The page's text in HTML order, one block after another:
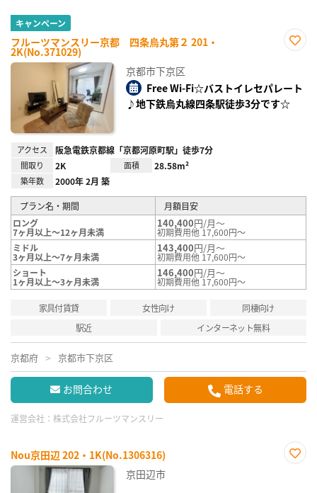
キャンペーン
フルーツマンスリー京都 四条烏丸第２ 201・
2K(No.371029)
録
京都市下京区
Free Wi-Fi☆バストイレセパレート
♪地下鉄烏丸線四条駅徒歩3分です☆
アクセス 阪急電鉄京都線「京都河原町駅」徒歩7分
間取り 2K 面積 28.58m²
築年数 2000年 2月 築
プラン名・期間
月額目安
ロング
7ヶ月以上～12ヶ月未満
140,400円/月～
初期費用他 17,600円～
ミドル
3ヶ月以上～7ヶ月未満
143,400円/月～
初期費用他 17,600円～
ショート
1ヶ月以上～3ヶ月未満
146,400円/月～
初期費用他 17,600円～
家具付賃貸 女性向け
同棲向け
駅近
インターネット無料
京都府 京都市下京区
お問合わせ 電話する
運営会社： 株式会社フルーツマンスリー
Nou京田辺 202・1K(No.1306316)
京田辺市